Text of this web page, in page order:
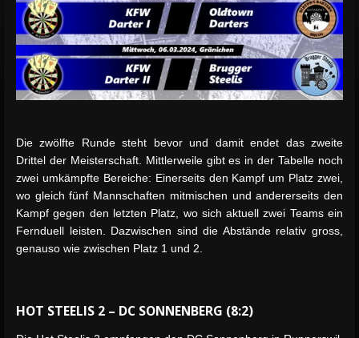
Die zwölfte Runde steht bevor und damit endet das zweite
Drittel der Meisterschaft. Mittlerweile gibt es in der Tabelle noch
zwei umkämpfte Bereiche: Einerseits den Kampf um Platz zwei,
wo gleich fünf Mannschaften mitmischen und andererseits den
Kampf gegen den letzten Platz, wo sich aktuell zwei Teams ein
Fernduell leisten. Dazwischen sind die Abstände relativ gross,
genauso wie zwischen Platz 1 und 2.
HOT STEELIS 2 – DC SONNENBERG (8:2)